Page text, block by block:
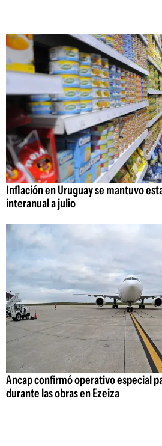
Inflación en Uruguay se mantuvo
interanual a julio
Ancap confirmó operativo especial
durante las obras en Ezeiza